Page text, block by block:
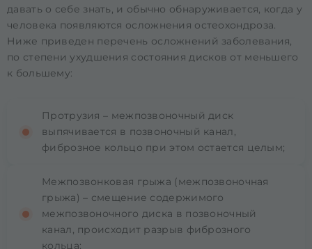
давать о себе знать, и обычно обнаруживается, когда у
человека появляются осложнения остеохондроза.
Ниже приведен перечень осложнений заболевания,
по степени ухудшения состояния дисков от меньшего
к большему:
Протрузия – межпозвоночный диск
выпячивается в позвоночный канал,
фиброзное кольцо при этом остается целым;
Межпозвонковая грыжа (межпозвоночная
грыжа) – смещение содержимого
межпозвоночного диска в позвоночный
канал, происходит разрыв фиброзного
кольца;